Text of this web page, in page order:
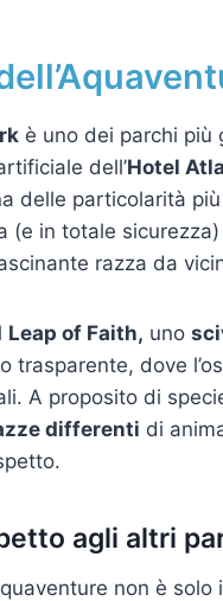
è uno dei parchi più
dell’Hotel
delle particolarità
(e in totale
razza da
Leap of Faith, uno
trasparente, dove
A proposito di
differenti di
agli altri
non è solo